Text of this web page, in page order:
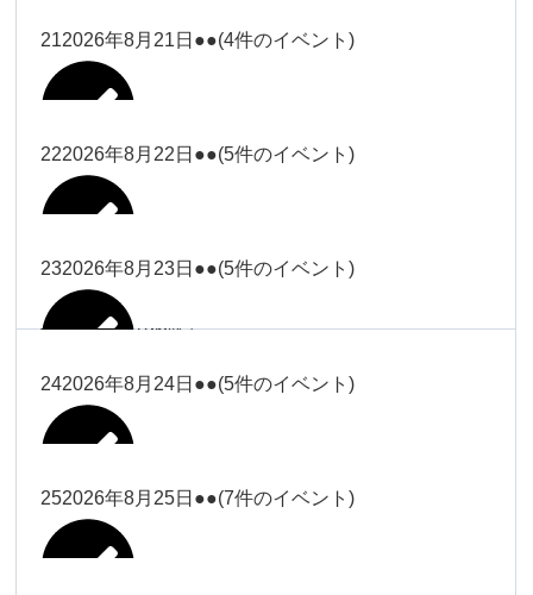
院長
ー18時）
Close Close
2026年8月9日
19時）
Close Close
2026年8月9日
2026年8月10日
院長
院長
武井
Close
2026年8月11日
Close Close
院長
2026年8月11日
関谷（17-
19時）
関谷（17-19時）
院長
Close Close
Close
武井
2026年8月14日
関谷（17-
Close
関谷（17-19時）
2026年8月14日
Close
武井
2026年8月15日
関谷（17-
Close
関谷（17-19時）
2026年8月16日
武井(9時ー
Close
武井(9時ー18時)
2026年8月16日
無題のイベ
大西
Close Close
大西
2026年8月17日
小林
小林
2026年8月18日
大西（9時
ー18時）
Close Close
大西（9時ー18時）
2026年8月18日
小林
冨田
塩川
Close Close
塩川
2026年8月19日
冨田
冨田
Close Close
塩川
2026年8月20日
212026年8月21日 ●●(4件のイベント)
塩川
塩川
松本（9時
ー18時）
Close Close
222026年8月22日 ●●(5件のイベント)
冨田（9時
Close Close
冨田（9時ー18時）
2026年8月22日
232026年8月23日 ●●(5件のイベント)
小林
小林
242026年8月24日 ●●(5件のイベント)
大西
252026年8月25日 ●●(7件のイベント)